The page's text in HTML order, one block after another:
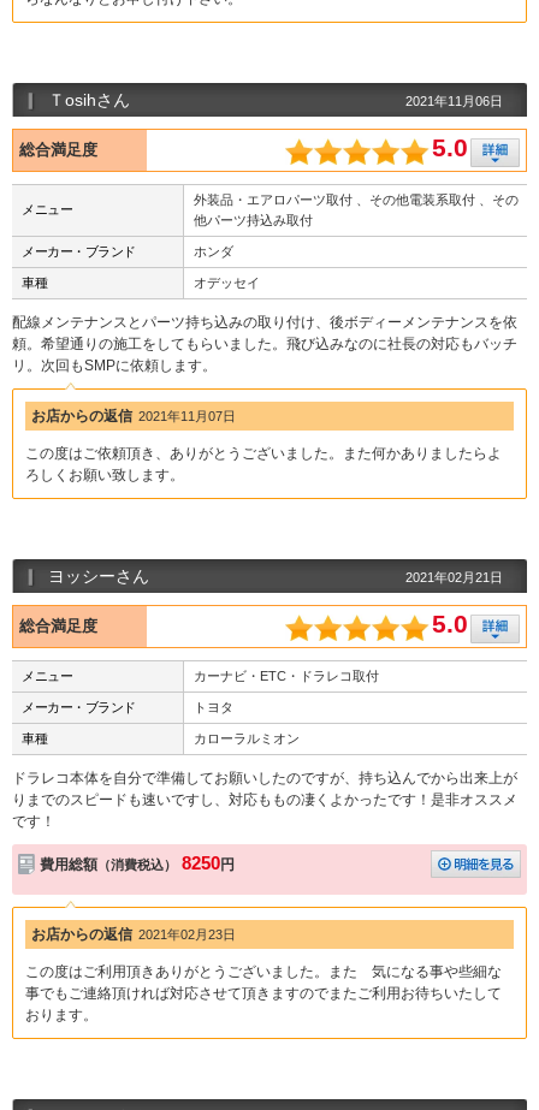
Ｔosihさん 2021年11月06日
総合満足度 5.0
メニュー
外装品・エアロパーツ取付 、その他電装系取付 、その
他パーツ持込み取付
メーカー・ブランド ホンダ
車種 オデッセイ
配線メンテナンスとパーツ持ち込みの取り付け、後ボディーメンテナンスを依
頼。希望通りの施工をしてもらいました。飛び込みなのに社長の対応もバッチ
リ。次回もSMPに依頼します。
お店からの返信 2021年11月07日
この度はご依頼頂き、ありがとうございました。また何かありましたらよ
ろしくお願い致します。
ヨッシーさん 2021年02月21日
総合満足度 5.0
メニュー カーナビ・ETC・ドラレコ取付
メーカー・ブランド トヨタ
車種 カローラルミオン
ドラレコ本体を自分で準備してお願いしたのですが、持ち込んでから出来上が
りまでのスピードも速いですし、対応ももの凄くよかったです！是非オススメ
です！
費用総額 （消費税込） 8250円
お店からの返信 2021年02月23日
この度はご利用頂きありがとうございました。また 気になる事や些細な
事でもご連絡頂ければ対応させて頂きますのでまたご利用お待ちいたして
おります。